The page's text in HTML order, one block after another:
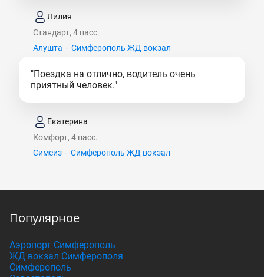
Лилия
Стандарт, 4 пасс.
Алушта – Симферополь ЖД вокзал
"Поездка на отлично, водитель очень
приятный человек."
Екатерина
Комфорт, 4 пасс.
Симеиз – Симферополь ЖД вокзал
Популярное
Аэропорт Симферополь
ЖД вокзал Симферополя
Симферополь